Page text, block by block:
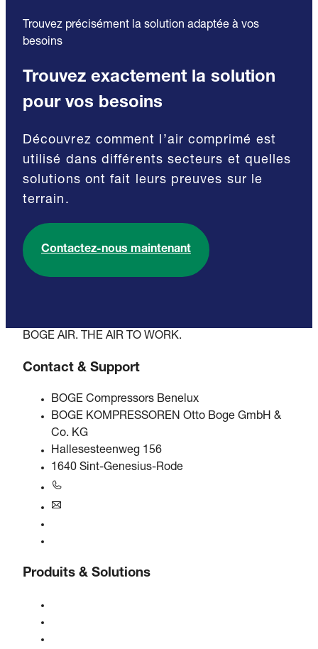
Trouvez précisément la solution adaptée à vos
besoins
Trouvez exactement la solution
pour vos besoins
Découvrez comment l’air comprimé est
utilisé dans différents secteurs et quelles
solutions ont fait leurs preuves sur le
terrain.
Contactez-nous maintenant
BOGE AIR. THE AIR TO WORK.
Contact & Support
BOGE Compressors Benelux
BOGE KOMPRESSOREN Otto Boge GmbH &
Co. KG
Hallesesteenweg 156
1640 Sint-Genesius-Rode
Produits & Solutions